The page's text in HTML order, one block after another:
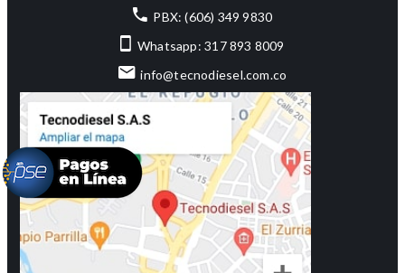
PBX: (606) 349 9830
Whatsapp: 317 893 8009
info@tecnodiesel.com.co